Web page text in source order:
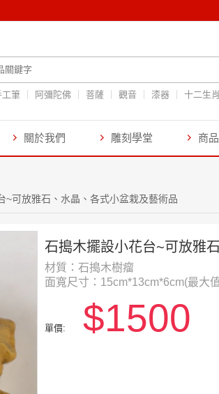
工筆 阿彌陀佛 菩薩 觀音 漆器 十二生肖
關於我們 雕刻學堂 商
~可放雅石、水晶、各式小盆栽及藝術品
石搗木擺設小花台~可放雅
材質：石搗木樹瘤
面寬尺寸：15cm*13cm*6cm(最大
單價: $1500